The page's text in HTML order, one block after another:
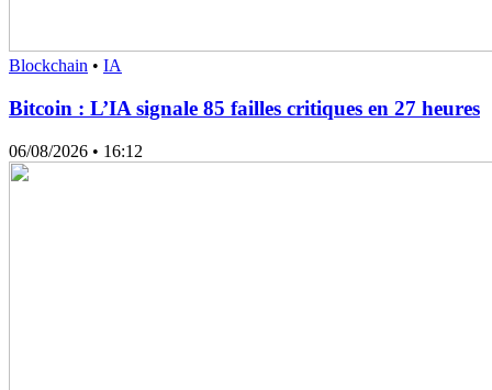
Blockchain • IA
Bitcoin : L’IA signale 85 failles critiques en 27 heures
06/08/2026 • 16:12